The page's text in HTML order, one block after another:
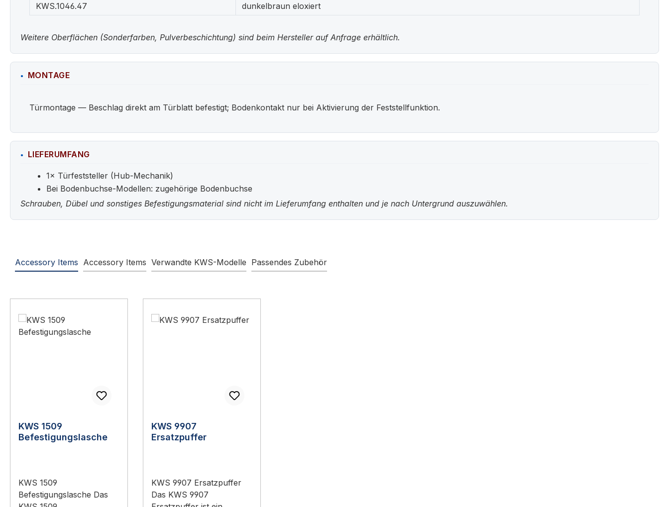
KWS.1046.47
dunkelbraun eloxiert
Weitere Oberflächen (Sonderfarben, Pulverbeschichtung) sind beim Hersteller auf Anfrage erhältlich.
MONTAGE
Türmontage — Beschlag direkt am Türblatt befestigt; Bodenkontakt nur bei Aktivierung der Feststellfunktion.
LIEFERUMFANG
1× Türfeststeller (Hub-Mechanik)
Bei Bodenbuchse-Modellen: zugehörige Bodenbuchse
Schrauben, Dübel und sonstiges Befestigungsmaterial sind nicht im Lieferumfang enthalten und je nach Untergrund auszuwählen.
Accessory Items Accessory Items Verwandte KWS-Modelle Passendes Zubehör
KWS 1509
Befestigungslasche
KWS 1509
Befestigungslasche Das
KWS 9907
Ersatzpuffer
KWS 9907 Ersatzpuffer
Das KWS 9907